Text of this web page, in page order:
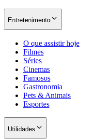
Entretenimento
O que assistir hoje
Filmes
Séries
Cinemas
Famosos
Gastronomia
Pets & Animais
Esportes
Utilidades